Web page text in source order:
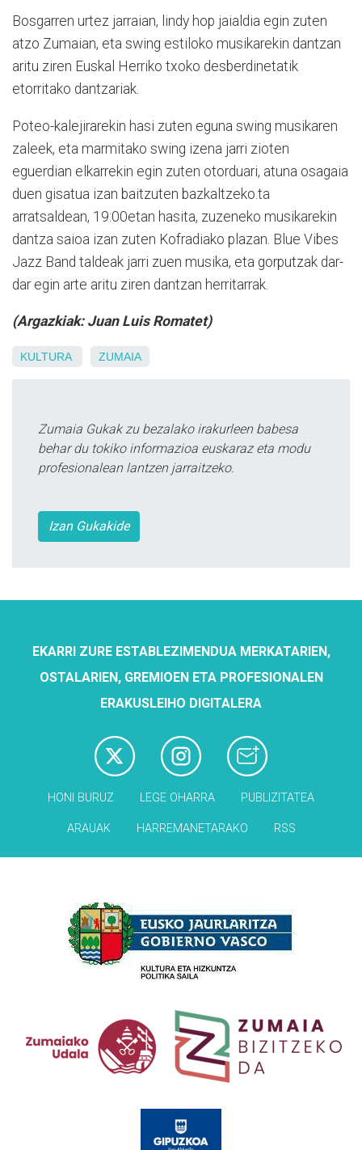
Bosgarren urtez jarraian, lindy hop jaialdia egin zuten
atzo Zumaian, eta swing estiloko musikarekin dantzan
aritu ziren Euskal Herriko txoko desberdinetatik
etorritako dantzariak.
Poteo-kalejirarekin hasi zuten eguna swing musikaren
zaleek, eta marmitako swing izena jarri zioten
eguerdian elkarrekin egin zuten otorduari, atuna osagaia
duen gisatua izan baitzuten bazkaltzeko.ta
arratsaldean, 19:00etan hasita, zuzeneko musikarekin
dantza saioa izan zuten Kofradiako plazan. Blue Vibes
Jazz Band taldeak jarri zuen musika, eta gorputzak dar-
dar egin arte aritu ziren dantzan herritarrak.
(Argazkiak: Juan Luis Romatet)
KULTURA ZUMAIA
Zumaia Gukak zu bezalako irakurleen babesa
behar du tokiko informazioa euskaraz eta modu
profesionalean lantzen jarraitzeko.
Izan Gukakide
EKARRI ZURE ESTABLEZIMENDUA MERKATARIEN,
OSTALARIEN, GREMIOEN ETA PROFESIONALEN
ERAKUSLEIHO DIGITALERA
HONI BURUZ LEGE OHARRA PUBLIZITATEA
ARAUAK HARREMANETARAKO RSS